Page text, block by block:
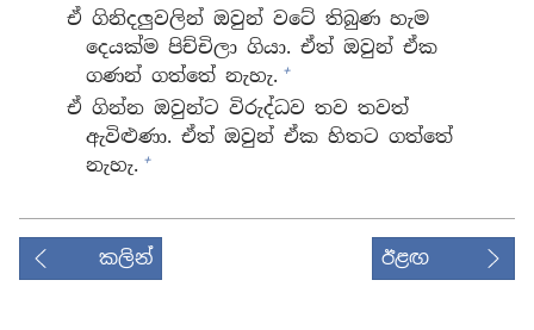
ඒ ගිනිදලුවලින් ඔවුන් වටේ තිබුණ හැම
දෙයක්ම පිච්චිලා ගියා. ඒත් ඔවුන් ඒක
ගණන් ගත්තේ නැහැ. +
ඒ ගින්න ඔවුන්ට විරුද්ධව තව තවත්
ඇවිළුණා. ඒත් ඔවුන් ඒක හිතට ගත්තේ
නැහැ. +
කලින් ඊළඟ